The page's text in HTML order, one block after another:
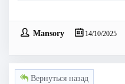
Mansory 14/10/2025
Вернуться назад